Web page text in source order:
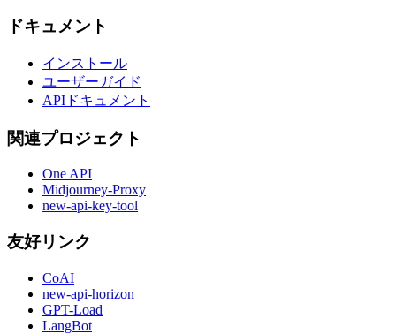
ドキュメント
インストール
ユーザーガイド
APIドキュメント
関連プロジェクト
One API
Midjourney-Proxy
new-api-key-tool
友好リンク
CoAI
new-api-horizon
GPT-Load
LangBot